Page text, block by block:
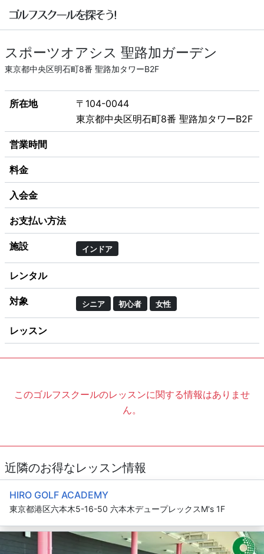
スポーツオアシス 聖路加ガーデン
東京都中央区明石町8番 聖路加タワーB2F
所在地
〒104-0044
東京都中央区明石町8番 聖路加タワーB2F
営業時間
料金
入会金
お支払い方法
施設 インドア
レンタル
対象 シニア 初心者 女性
レッスン
このゴルフスクールのレッスンに関する情報はありませ
ん。
近隣のお得なレッスン情報
HIRO GOLF ACADEMY
東京都港区六本木5-16-50 六本木デュープレックスM's 1F